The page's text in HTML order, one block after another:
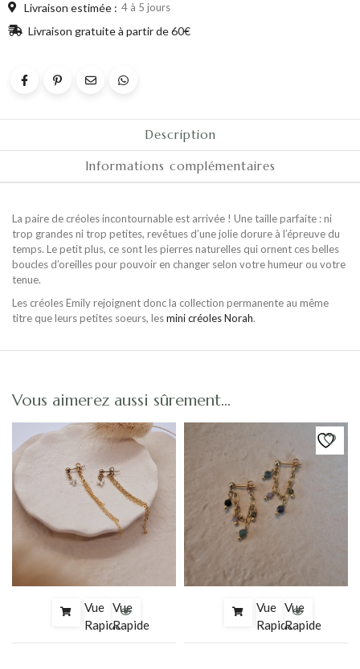
Livraison estimée : 4 à 5 jours
Livraison gratuite à partir de 60€
Description
Informations complémentaires
La paire de créoles incontournable est arrivée ! Une taille parfaite : ni
trop grandes ni trop petites, revêtues d’une jolie dorure à l’épreuve du
temps. Le petit plus, ce sont les pierres naturelles qui ornent ces belles
boucles d’oreilles pour pouvoir en changer selon votre humeur ou votre
tenue.
Les créoles Emily rejoignent donc la collection permanente au même
titre que leurs petites soeurs, lesmini créoles Norah.
Vous aimerez aussi sûrement…
Vue
Rapide
Vue
Rapide
Vue
Rapide
Vue
Rapide